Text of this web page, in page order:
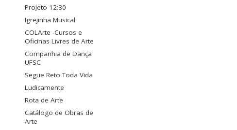
Projeto 12:30
Igrejinha Musical
COLArte -Cursos e
Oficinas Livres de Arte
Companhia de Dança
UFSC
Segue Reto Toda Vida
Ludicamente
Rota de Arte
Catálogo de Obras de
Arte